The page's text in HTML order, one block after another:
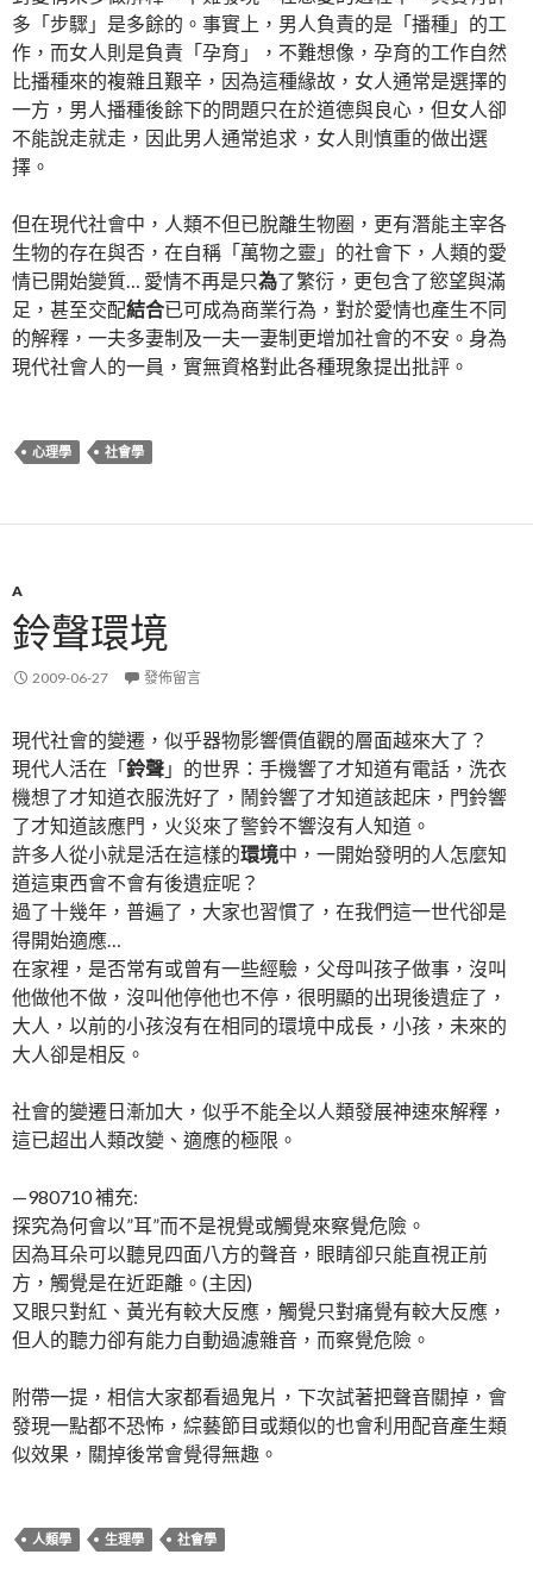
多「步驟」是多餘的。事實上，男人負責的是「播種」的工
作，而女人則是負責「孕育」，不難想像，孕育的工作自然
比播種來的複雜且艱辛，因為這種緣故，女人通常是選擇的
一方，男人播種後餘下的問題只在於道德與良心，但女人卻
不能說走就走，因此男人通常追求，女人則慎重的做出選
擇。
但在現代社會中，人類不但已脫離生物圈，更有潛能主宰各
生物的存在與否，在自稱「萬物之靈」的社會下，人類的愛
情已開始變質… 愛情不再是只為了繁衍，更包含了慾望與滿
足，甚至交配結合已可成為商業行為，對於愛情也產生不同
的解釋，一夫多妻制及一夫一妻制更增加社會的不安。身為
現代社會人的一員，實無資格對此各種現象提出批評。
心理學 社會學
A
鈴聲環境
2009-06-27 發佈留言
現代社會的變遷，似乎器物影響價值觀的層面越來大了？
現代人活在「鈴聲 」的世界：手機響了才知道有電話，洗衣
機想了才知道衣服洗好了，鬧鈴響了才知道該起床，門鈴響
了才知道該應門，火災來了警鈴不響沒有人知道。
許多人從小就是活在這樣的環境中，一開始發明的人怎麼知
道這東西會不會有後遺症呢？
過了十幾年，普遍了，大家也習慣了，在我們這一世代卻是
得開始適應…
在家裡，是否常有或曾有一些經驗，父母叫孩子做事，沒叫
他做他不做，沒叫他停他也不停，很明顯的出現後遺症了，
大人，以前的小孩沒有在相同的環境中成長，小孩，未來的
大人卻是相反。
社會的變遷日漸加大，似乎不能全以人類發展神速來解釋，
這已超出人類改變、適應的極限。
—980710 補充:
探究為何會以”耳”而不是視覺或觸覺來察覺危險。
因為耳朵可以聽見四面八方的聲音，眼睛卻只能直視正前
方，觸覺是在近距離。(主因)
又眼只對紅、黃光有較大反應，觸覺只對痛覺有較大反應，
但人的聽力卻有能力自動過濾雜音，而察覺危險。
附帶一提，相信大家都看過鬼片，下次試著把聲音關掉，會
發現一點都不恐怖，綜藝節目或類似的也會利用配音產生類
似效果，關掉後常會覺得無趣。
人類學 生理學 社會學